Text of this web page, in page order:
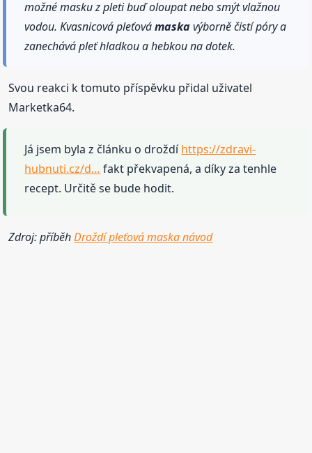
možné masku z pleti buď oloupat nebo smýt vlažnou
vodou. Kvasnicová pleťovámaskavýborně čistí póry a
zanechává pleť hladkou a hebkou na dotek.
Svou reakci k tomuto příspěvku přidal uživatel
Marketka64.
Já jsem byla z článku o droždíhttps://zdravi-
hubnuti.cz/d… fakt překvapená, a díky za tenhle
recept. Určitě se bude hodit.
Zdroj: příběhDroždí pleťová maska návod